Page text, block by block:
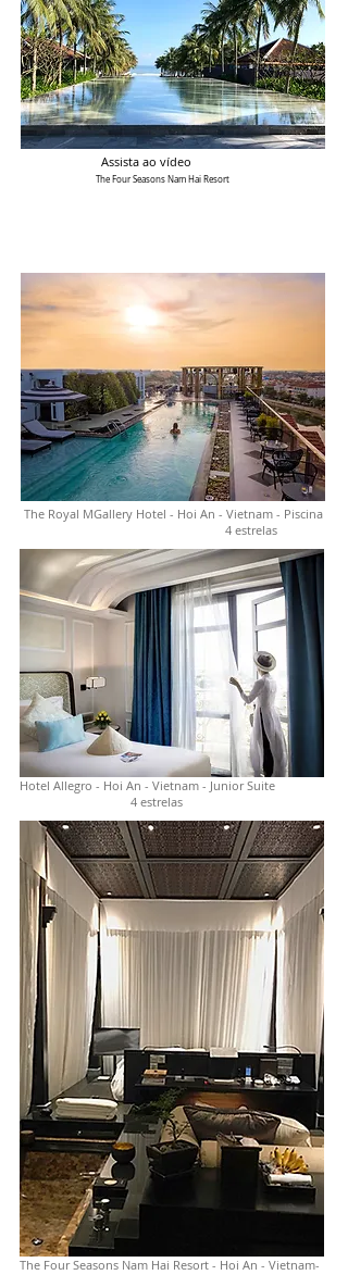
Assista ao vídeo
The Four Seasons Nam Hai Resort
The Royal MGallery Hotel - Hoi An - Vietnam - Piscina
4 estrelas
Hotel Allegro - Hoi An - Vietnam - Junior Suite
4 estrelas
The Four Seasons Nam Hai Resort - Hoi An - Vietnam-